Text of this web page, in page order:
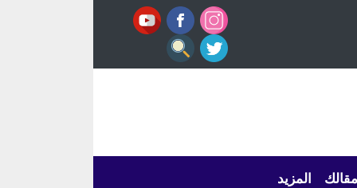
المزيد